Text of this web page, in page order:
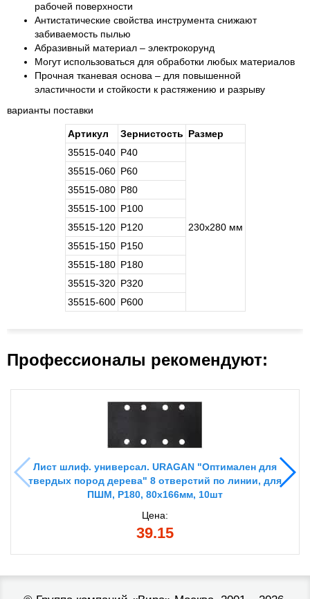
рабочей поверхности
Антистатические свойства инструмента снижают
забиваемость пылью
Абразивный материал – электрокорунд
Могут использоваться для обработки любых материалов
Прочная тканевая основа – для повышенной
эластичности и стойкости к растяжению и разрыву
варианты поставки
Артикул Зернистость Размер
35515-040 Р40
230х280 мм
35515-060 Р60
35515-080 Р80
35515-100 Р100
35515-120 Р120
35515-150 Р150
35515-180 Р180
35515-320 Р320
35515-600 Р600
Профессионалы рекомендуют:
Лист шлиф. универсал. URAGAN "Оптимален для
твердых пород дерева" 8 отверстий по линии, для
ПШМ, P180, 80х166мм, 10шт
Цена:
39.15